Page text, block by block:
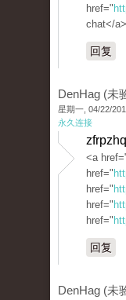
href="
chat</a>
回复
DenHag (未
星期一, 04/22/
永久连接
<a
href="
href="
href="
href="
回复
DenHag (未